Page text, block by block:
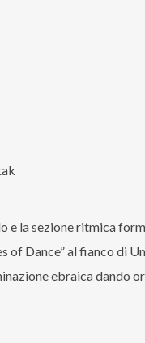
e la sezione ritmica
of Dance” al fianco di
ebraica dando